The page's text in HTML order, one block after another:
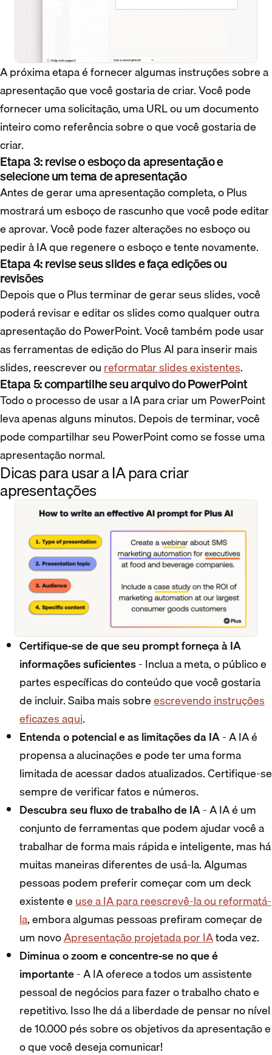
A próxima etapa é fornecer algumas instruções sobre a
apresentação que você gostaria de criar. Você pode
fornecer uma solicitação, uma URL ou um documento
inteiro como referência sobre o que você gostaria de
criar.
Etapa 3: revise o esboço da apresentação e
selecione um tema de apresentação
Antes de gerar uma apresentação completa, o Plus
mostrará um esboço de rascunho que você pode editar
e aprovar. Você pode fazer alterações no esboço ou
pedir à IA que regenere o esboço e tente novamente.
Etapa 4: revise seus slides e faça edições ou
revisões
Depois que o Plus terminar de gerar seus slides, você
poderá revisar e editar os slides como qualquer outra
apresentação do PowerPoint. Você também pode usar
as ferramentas de edição do Plus AI para inserir mais
slides, reescrever oureformatar slides existentes.
Etapa 5: compartilhe seu arquivo do PowerPoint
Todo o processo de usar a IA para criar um PowerPoint
leva apenas alguns minutos. Depois de terminar, você
pode compartilhar seu PowerPoint como se fosse uma
apresentação normal.
Dicas para usar a IA para criar
apresentações
Certifique-se de que seu prompt forneça à IA
informações suficientes- Inclua a meta, o público e
partes específicas do conteúdo que você gostaria
de incluir. Saiba mais sobreescrevendo instruções
eficazes aqui.
Entenda o potencial e as limitações da IA- A IA é
propensa a alucinações e pode ter uma forma
limitada de acessar dados atualizados. Certifique-se
sempre de verificar fatos e números.
Descubra seu fluxo de trabalho de IA- A IA é um
conjunto de ferramentas que podem ajudar você a
trabalhar de forma mais rápida e inteligente, mas há
muitas maneiras diferentes de usá-la. Algumas
pessoas podem preferir começar com um deck
existente euse a IA para reescrevê-la ou reformatá-
la, embora algumas pessoas prefiram começar de
um novoApresentação projetada por IAtoda vez.
Diminua o zoom e concentre-se no que é
importante- A IA oferece a todos um assistente
pessoal de negócios para fazer o trabalho chato e
repetitivo. Isso lhe dá a liberdade de pensar no nível
de 10.000 pés sobre os objetivos da apresentação e
o que você deseja comunicar!